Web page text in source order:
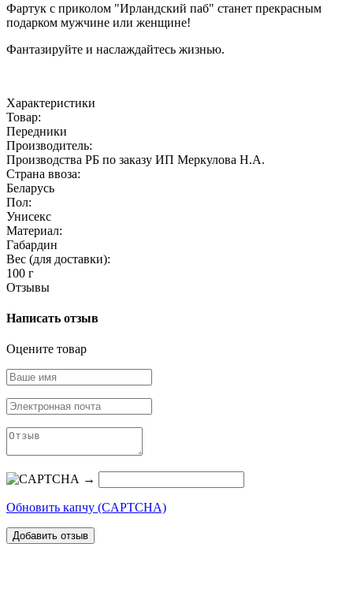
Фартук с приколом "Ирландский паб" станет прекрасным
подарком мужчине или женщине!
Фантазируйте и наслаждайтесь жизнью.
Характеристики
Товар:
Передники
Производитель:
Производства РБ по заказу ИП Меркулова Н.А.
Страна ввоза:
Беларусь
Пол:
Унисекс
Материал:
Габардин
Вес (для доставки):
100 г
Отзывы
Написать отзыв
Оцените товар
→
Обновить капчу (CAPTCHA)